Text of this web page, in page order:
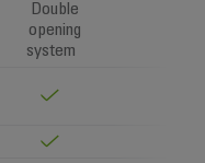
Double
opening
system